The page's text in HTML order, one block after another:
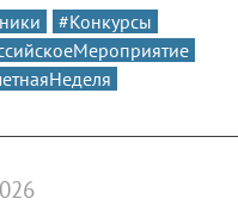
#Конкурсы